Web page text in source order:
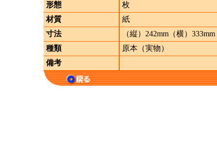
形態
枚
材質
紙
寸法
（縦）242mm（横）333mm
種類
原本（実物）
備考